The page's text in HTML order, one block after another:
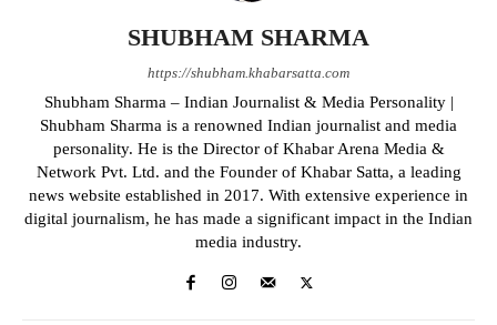
SHUBHAM SHARMA
https://shubham.khabarsatta.com
Shubham Sharma – Indian Journalist & Media Personality |
Shubham Sharma is a renowned Indian journalist and media
personality. He is the Director of Khabar Arena Media &
Network Pvt. Ltd. and the Founder of Khabar Satta, a leading
news website established in 2017. With extensive experience in
digital journalism, he has made a significant impact in the Indian
media industry.